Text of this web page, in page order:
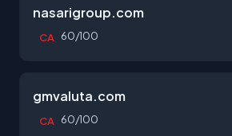
nasarigroup.com
CA 60/100
gmvaluta.com
CA 60/100